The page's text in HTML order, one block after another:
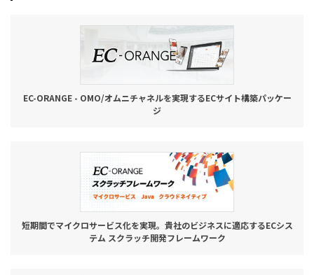
EC-ORANGE - OMO/オムニチャネルを実現するECサイト構築パッケー
ジ
短期間でマイクロサービス化を実現。貴社のビジネスに適応するECシス
テム スクラッチ開発フレームワーク